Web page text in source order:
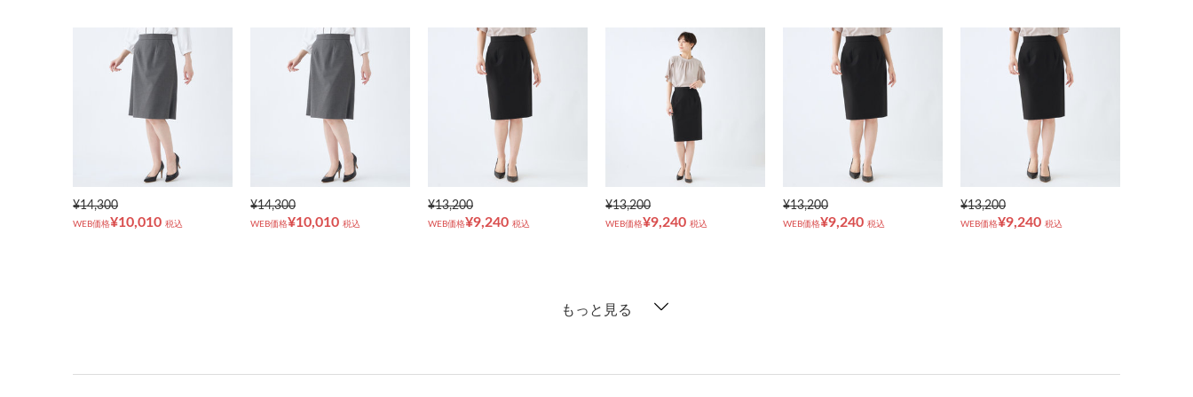
¥14,300
WEB価格¥10,010 税込
¥14,300
WEB価格¥10,010 税込
¥13,200
WEB価格¥9,240 税込
¥13,200
WEB価格¥9,240 税込
¥13,200
WEB価格¥9,240 税込
¥13,200
WEB価格¥9,240 税込
もっと見る